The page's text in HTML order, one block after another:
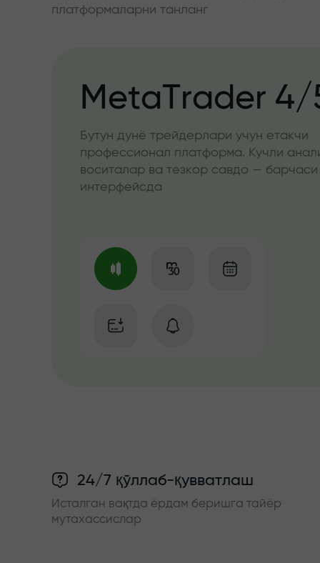
платформаларни танланг
MetaTrader 4/
Бутун дунё трейдерлари учун етакчи
профессионал платформа. Кучли
воситалар ва тезкор савдо — барчаси
интерфейсда
24/7 қўллаб-қувватлаш
Исталган вақтда ёрдам беришга тайёр
мутахассислар